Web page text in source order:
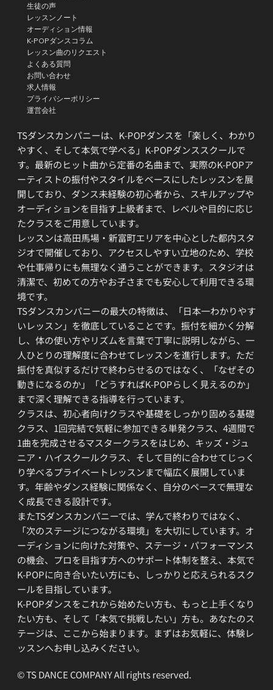
TSダンスカンパニーは、K-POPダンスを「楽しく、わかり
やすく、そして本気で学べる」K-POPダンススクールで
す。最新のヒット曲から定番の名曲まで、実際のK-POPア
ーティストの振付やスタイルをベースにしたレッスンを展
開しており、ダンス未経験の初心者から、スキルアップや
オーディションを目指す上級者まで、レベルや目的に応じ
たクラスをご用意しています。
レッスンは高田馬場・新富町エリアを中心とした都内スタ
ジオで開催しており、アクセスしやすい立地のため、学校
や仕事帰りにも無理なく通うことができます。スタジオは
清潔で、初めての方やお子さまでも安心して利用できる環
境です。
TSダンスカンパニーの最大の特徴は、「日本一わかりやす
いレッスン」を徹底していることです。振付を細かく分解
し、体の使い方やリズムを言葉で丁寧に説明しながら、一
人ひとりの理解度に合わせてレッスンを進行します。ただ
振付を真似するだけで終わらせるのではなく、「なぜその
動きになるのか」「どうすればK-POPらしく見えるのか」
まで深く理解できる指導を行っています。
クラスは、初心者向けクラスや基礎をしっかり固める基礎
クラス、1回完結で気軽に参加できる単発クラス、4週間で
1曲を完成させるマスタークラスをはじめ、キッズ・ジュ
ニア・ハイスクールクラス、そして目的に合わせてじっく
り学べるプライベートレッスンまで幅広く展開していま
す。年齢やダンス経験に関係なく、自分のペースで無理な
く成長できる設計です。
またTSダンスカンパニーでは、学んで終わりではなく、
「次のステージにつながる環境」を大切にしています。オ
ーディションに向けた対策や、ステージ・パフォーマンス
の機会、プロを目指す方へのサポート体制を整え、本気で
K-POPに向き合いたい方にも、しっかりと応えられるスク
ールを目指しています。
K-POPダンスをこれから始めたい方も、もっと上手くなり
たい方も、そして「本気で挑戦したい」方も。あなたのス
テージは、ここから始まります。まずはお気軽に、体験レ
ッスンへお申し込みください。
生徒の声
レッスンノート
オーディション情報
K-POPダンスコラム
レッスン曲のリクエスト
よくある質問
お問い合わせ
求人情報
プライバシーポリシー
運営会社
© TS DANCE COMPANY All rights reserved.